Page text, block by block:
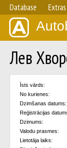
Database Extras
Лев
Īsts vārds:
No kurienes:
Dzimšanas datums:
Reģistrācijas
Dzimums:
Valodu prasmes:
Lietotāja laiks: